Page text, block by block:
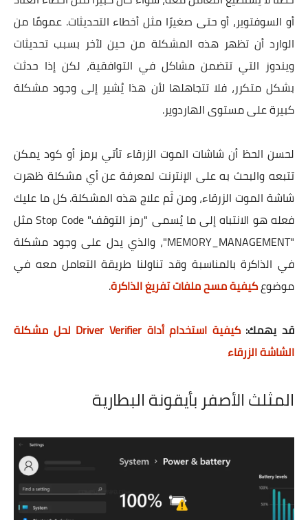
أو السوفتوير، أو حتى صغيرًا مثل أخطاء التحديثات. عمومًا من
الوارد أن تظهر هذه المشكلة من حين لآخر بسبب تحديثات
ويندوز التي تتضمن مشاكل في التوافقية، لكن إذا حدثت
بشكل متكرر، فلا تتجاهلها لأن هذا يُشير إلى وجود مشكلة
كبيرة على مستوى الهاردوير.
لحسن الحظ أن شاشات الموت الزرقاء تأتي برمز أو كود يمكن
تتبعه والبحث به على الإنترنت لمعرفة عن أي مشكلة ظهرت
شاشة الموت الزرقاء، ومن ثَم علاج هذه المشكلة. كل ما عليك
فعله هو الانتباه إلى ما يُسمى "رمز التوقف" Stop Code مثل
"MEMORY_MANAGEMENT"، والذي يدل على وجود مشكلة
في الذاكرة بالمناسبة وقد تناولنا طريقة التعامل معه في
موضوعكيفية مسح ملفات تفريغ الذاكرة.
قد يهمك:
كيفية استخدام أداة Driver Verifier لحل مشكلة
الشاشة الزرقاء
المثلث الأصفر بأيقونة البطارية